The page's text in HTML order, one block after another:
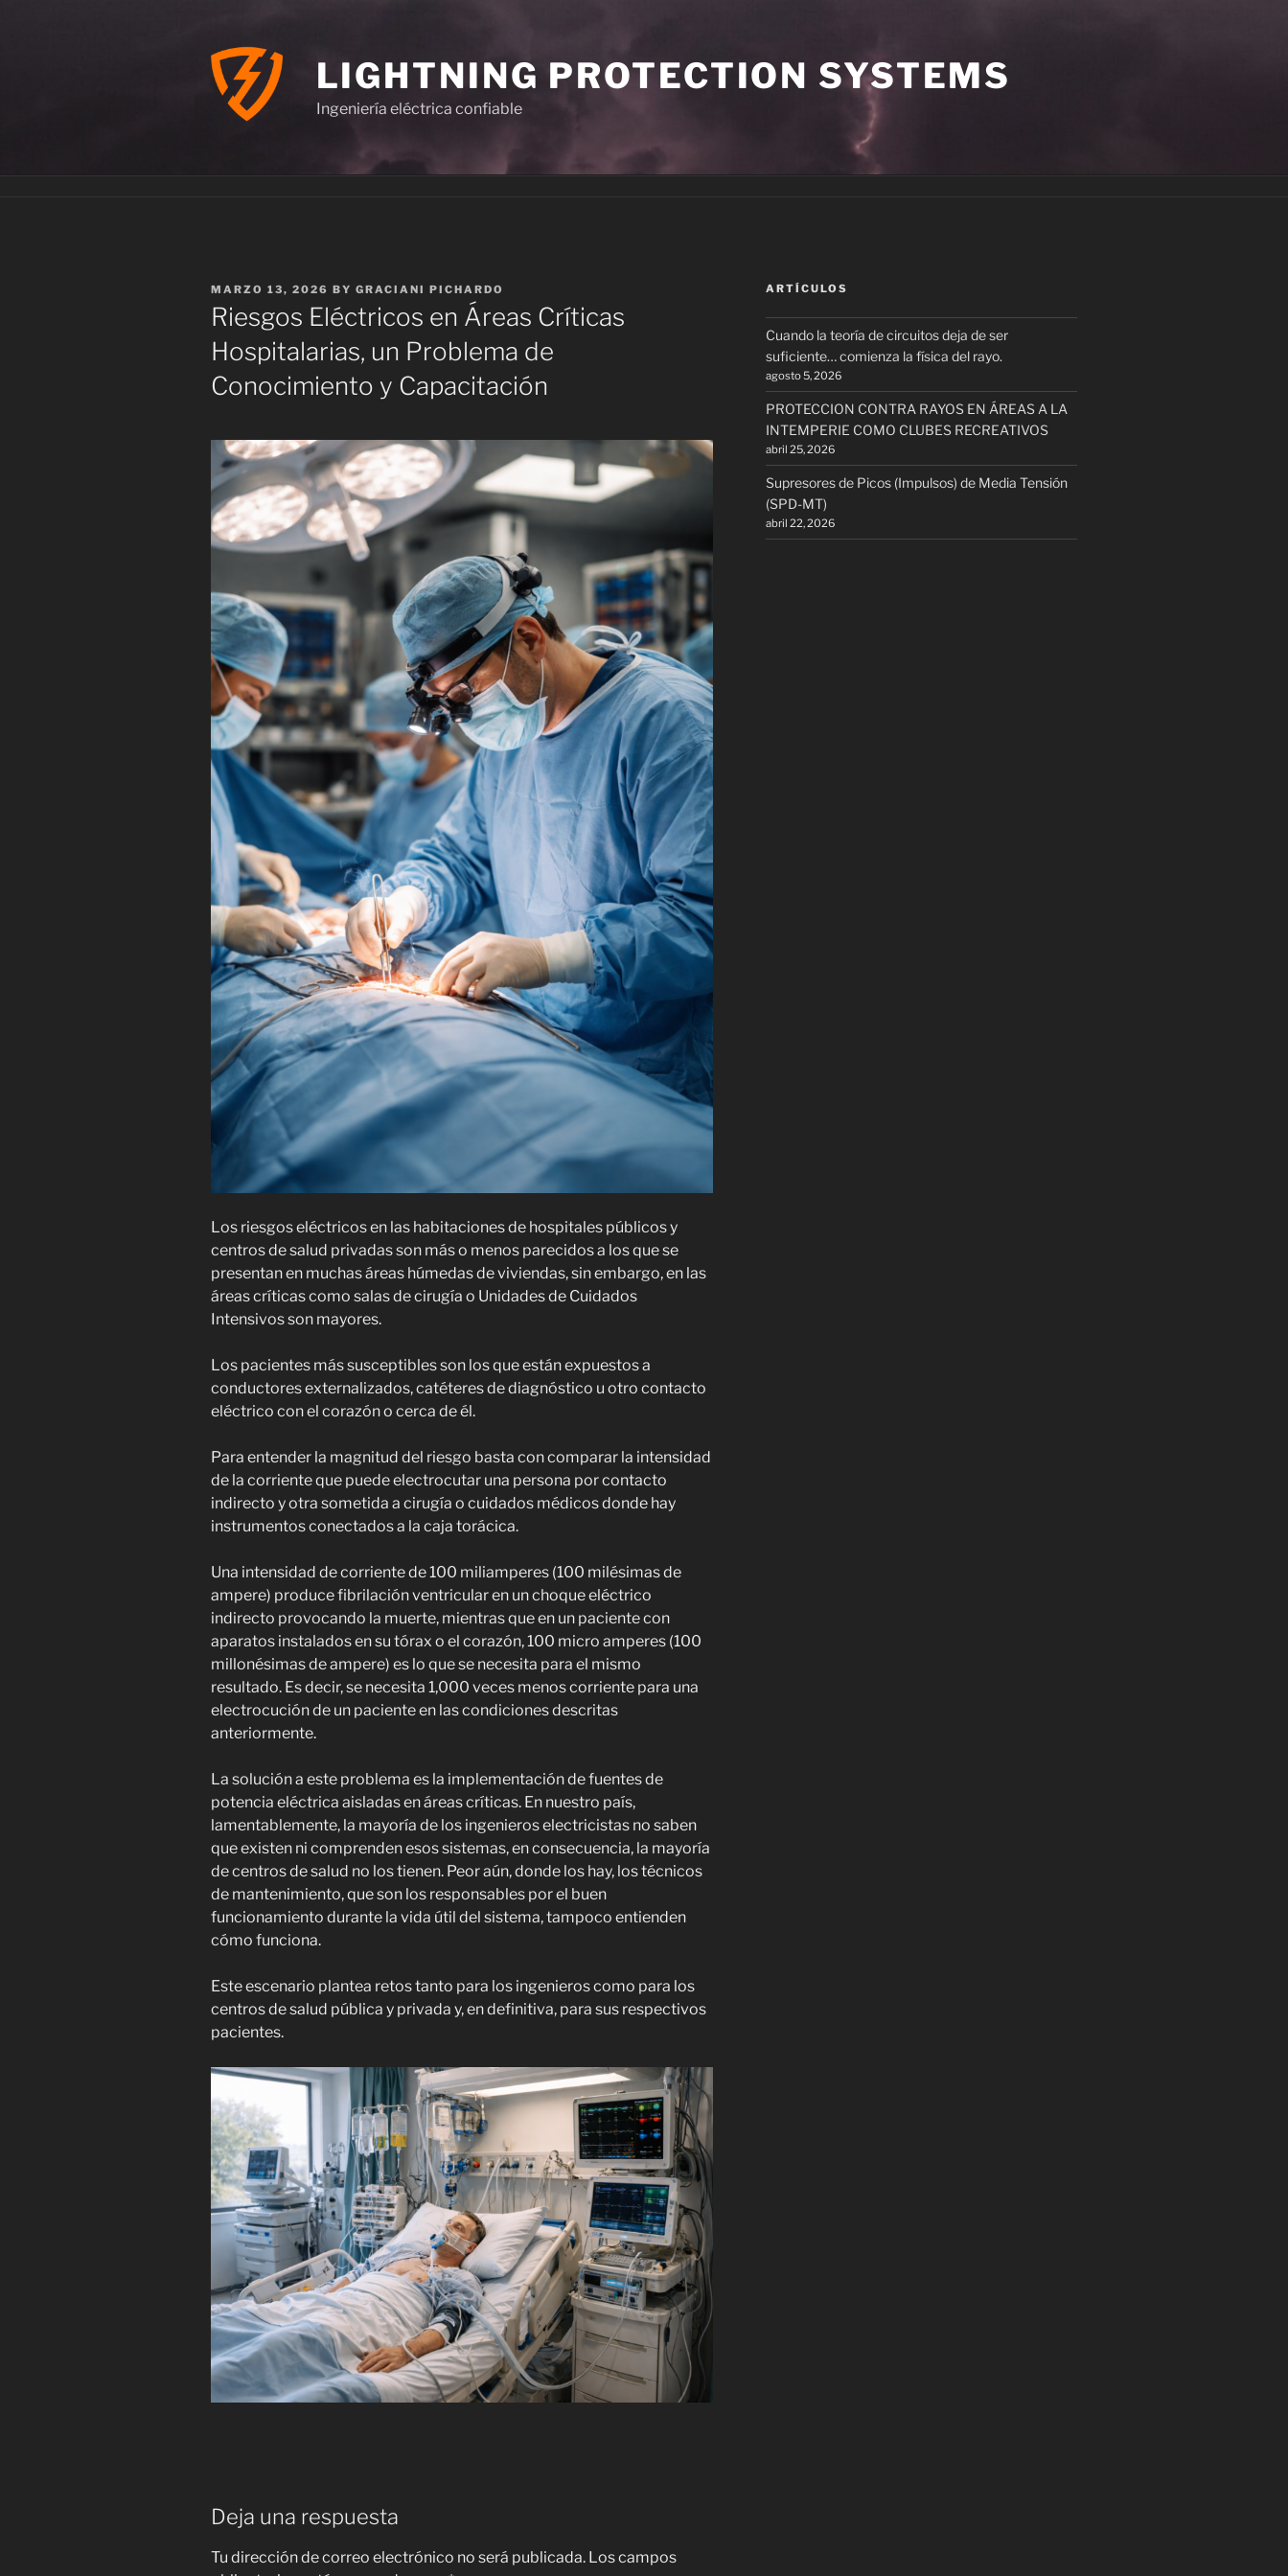
LIGHTNING PROTECTION SYSTEMS
Ingeniería eléctrica confiable
POSTED
ON
MARZO 13, 2026 BY GRACIANI PICHARDO
Riesgos Eléctricos en Áreas Críticas
Hospitalarias, un Problema de
Conocimiento y Capacitación
Los riesgos eléctricos en las habitaciones de hospitales públicos y
centros de salud privadas son más o menos parecidos a los que se
presentan en muchas áreas húmedas de viviendas, sin embargo, en las
áreas críticas como salas de cirugía o Unidades de Cuidados
Intensivos son mayores.
Los pacientes más susceptibles son los que están expuestos a
conductores externalizados, catéteres de diagnóstico u otro contacto
eléctrico con el corazón o cerca de él.
Para entender la magnitud del riesgo basta con comparar la intensidad
de la corriente que puede electrocutar una persona por contacto
indirecto y otra sometida a cirugía o cuidados médicos donde hay
instrumentos conectados a la caja torácica.
Una intensidad de corriente de 100 miliamperes (100 milésimas de
ampere) produce fibrilación ventricular en un choque eléctrico
indirecto provocando la muerte, mientras que en un paciente con
aparatos instalados en su tórax o el corazón, 100 micro amperes (100
millonésimas de ampere) es lo que se necesita para el mismo
resultado. Es decir, se necesita 1,000 veces menos corriente para una
electrocución de un paciente en las condiciones descritas
anteriormente.
La solución a este problema es la implementación de fuentes de
potencia eléctrica aisladas en áreas críticas. En nuestro país,
lamentablemente, la mayoría de los ingenieros electricistas no saben
que existen ni comprenden esos sistemas, en consecuencia, la mayoría
de centros de salud no los tienen. Peor aún, donde los hay, los técnicos
de mantenimiento, que son los responsables por el buen
funcionamiento durante la vida útil del sistema, tampoco entienden
cómo funciona.
Este escenario plantea retos tanto para los ingenieros como para los
centros de salud pública y privada y, en definitiva, para sus respectivos
pacientes.
Deja una respuesta
Tu dirección de correo electrónico no será publicada. Los campos
ARTÍCULOS
Cuando la teoría de circuitos deja de ser
suficiente… comienza la física del rayo.
agosto 5, 2026
PROTECCION CONTRA RAYOS EN ÁREAS A LA
INTEMPERIE COMO CLUBES RECREATIVOS
abril 25, 2026
Supresores de Picos (Impulsos) de Media Tensión
(SPD-MT)
abril 22, 2026